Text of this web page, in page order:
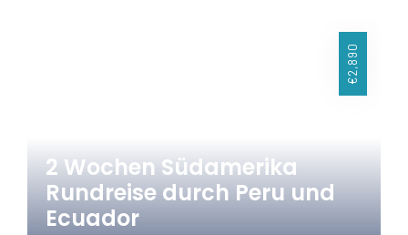
€2,890
2 Wochen Südamerika
Rundreise durch Peru und
Ecuador